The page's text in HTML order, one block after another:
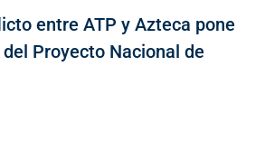
entre ATP y Azteca pone
Proyecto Nacional de